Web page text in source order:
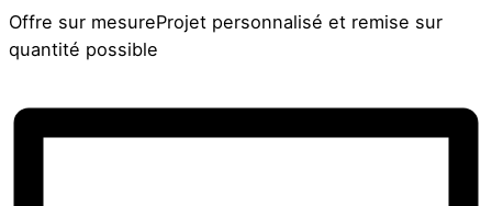
Offre sur mesureProjet personnalisé et remise sur
quantité possible